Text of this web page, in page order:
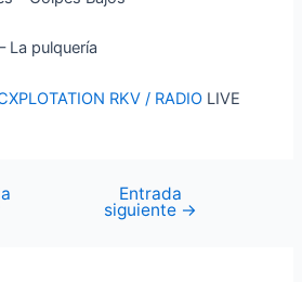
La pulquería
RKV / RADIO LIVE
Entrada
siguiente →